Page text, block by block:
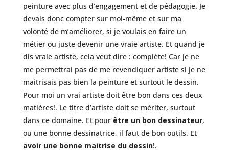
peinture avec plus d’engagement et de pédagogie. Je
devais donc compter sur moi-même et sur ma
volonté de m’améliorer, si je voulais en faire un
métier ou juste devenir une vraie artiste. Et quand je
dis vraie artiste, cela veut dire : complète! Car je ne
me permettrai pas de me revendiquer artiste si je ne
maitrisais pas bien la peinture et surtout le dessin.
Pour moi un vrai artiste doit être bon dans ces deux
matières!. Le titre d’artiste doit se mériter, surtout
dans ce domaine. Et pourêtre un bon dessinateur,
ou une bonne dessinatrice, il faut de bon outils. Et
avoir une bonne maitrise du dessin!.